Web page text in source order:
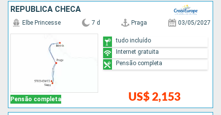
REPUBLICA CHECA
Pensão completa
Elbe Princesse 7 d Praga 03/05/2027
US$ 2,153
tudo incluído
Internet gratuita
Pensão completa